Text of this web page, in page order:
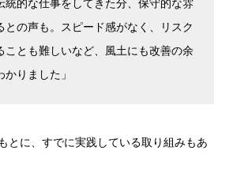
との声も。スピード感がなく、リスク
ことも難しいなど、風土にも改善の余
りました」
とに、すでに実践している取り組みもあ